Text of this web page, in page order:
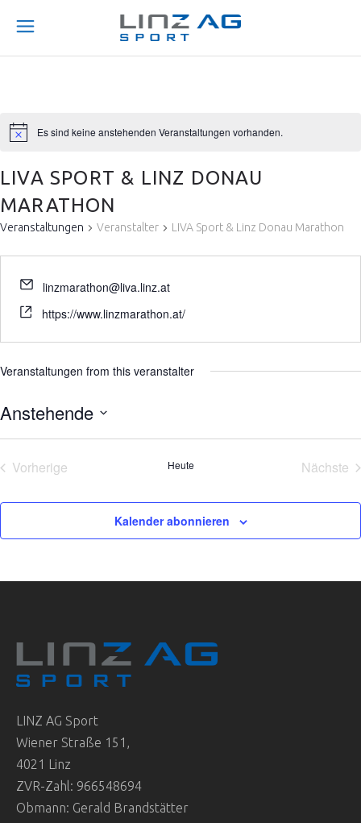
Es sind keine anstehenden Veranstaltungen vorhanden.
LIVA SPORT & LINZ DONAU
MARATHON
Veranstaltungen Veranstalter LIVA Sport & Linz Donau Marathon
linzmarathon@liva.linz.at
https://www.linzmarathon.at/
Veranstaltungen from this veranstalter
Anstehende
Datum
Vorherige
Heute
Nächste
Kalender abonnieren
LINZ AG Sport
Wiener Straße 151,
4021 Linz
ZVR-Zahl: 966548694
Obmann: Gerald Brandstätter